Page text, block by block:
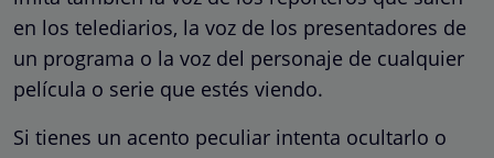
en los telediarios, la voz de los presentadores de
un programa o la voz del personaje de cualquier
película o serie que estés viendo.
Si tienes un acento peculiar intenta ocultarlo o